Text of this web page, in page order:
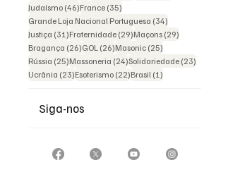
Judaísmo (46)46 posts
France (35)
Grande Loja Nacional Portuguesa (34)
Justiça (31)31 posts
Fraternidade (29)29 posts
Maçons (29)
Bragança (26)26 posts
GOL (26)26 posts
Masonic (25)
Rússia (25)25 posts
Massoneria (24)24 posts
Solidariedade (23)
Ucrânia (23)23 posts
Esoterismo (22)22 posts
Brasil (1)
Siga-nos